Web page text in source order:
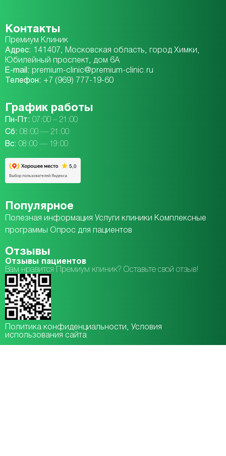
Контакты
Премиум Клиник
Адрес: 141407, Московская область, город Химки,
Юбилейный проспект, дом 6А
E-mail: premium-clinic@premium-clinic.ru
Телефон: +7 (969) 777-19-60
График работы
Пн-Пт: 07:00 – 21:00
Сб: 08:00 — 21:00
Вc: 08:00 — 19:00
Популярное
Полезная информация Услуги клиники Комплексные
программы Опрос для пациентов
Отзывы
Отзывы пациентов
Вам нравится Премиум клиник? Оставьте свой отзыв!
Политика конфиденциальности , Условия
использования сайта